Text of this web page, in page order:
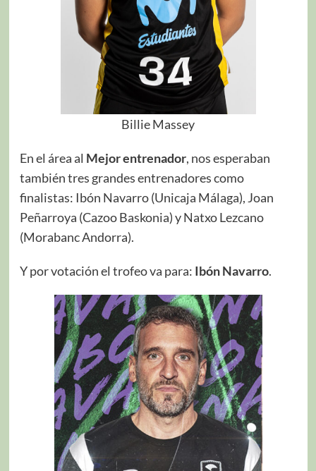
Billie Massey
En el área al Mejor entrenador, nos esperaban
también tres grandes entrenadores como
finalistas: Ibón Navarro (Unicaja Málaga), Joan
Peñarroya (Cazoo Baskonia) y Natxo Lezcano
(Morabanc Andorra).
Y por votación el trofeo va para: Ibón Navarro.